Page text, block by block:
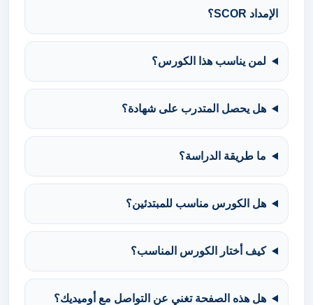
الإمداد SCOR؟
لمن يناسب هذا الكورس؟
هل يحصل المتدرب على شهادة؟
ما طريقة الدراسة؟
هل الكورس مناسب للمبتدئين؟
كيف أختار الكورس المناسب؟
هل هذه الصفحة تغني عن التواصل مع أوميديك؟